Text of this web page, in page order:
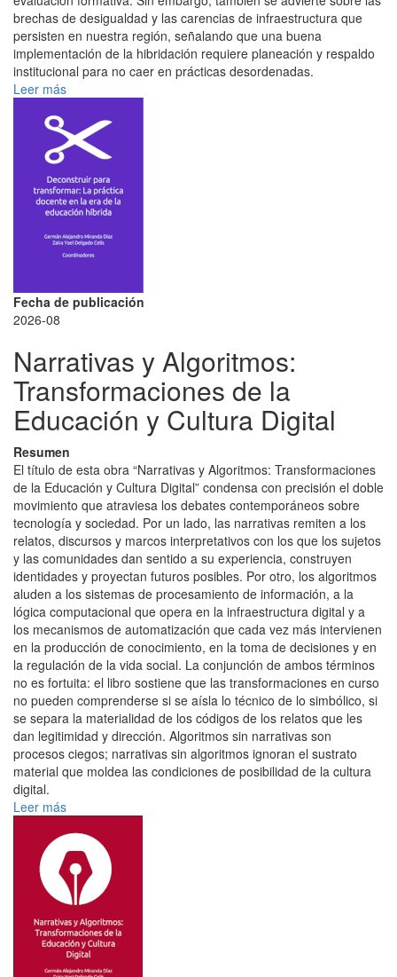
brechas de desigualdad y las carencias de infraestructura que
persisten en nuestra región, señalando que una buena
implementación de la hibridación requiere planeación y respaldo
institucional para no caer en prácticas desordenadas.
Leer más
Fecha de publicación
2026-08
Narrativas y Algoritmos:
Transformaciones de la
Educación y Cultura Digital
Resumen
El título de esta obra “Narrativas y Algoritmos: Transformaciones
de la Educación y Cultura Digital” condensa con precisión el doble
movimiento que atraviesa los debates contemporáneos sobre
tecnología y sociedad. Por un lado, las narrativas remiten a los
relatos, discursos y marcos interpretativos con los que los sujetos
y las comunidades dan sentido a su experiencia, construyen
identidades y proyectan futuros posibles. Por otro, los algoritmos
aluden a los sistemas de procesamiento de información, a la
lógica computacional que opera en la infraestructura digital y a
los mecanismos de automatización que cada vez más intervienen
en la producción de conocimiento, en la toma de decisiones y en
la regulación de la vida social. La conjunción de ambos términos
no es fortuita: el libro sostiene que las transformaciones en curso
no pueden comprenderse si se aísla lo técnico de lo simbólico, si
se separa la materialidad de los códigos de los relatos que les
dan legitimidad y dirección. Algoritmos sin narrativas son
procesos ciegos; narrativas sin algoritmos ignoran el sustrato
material que moldea las condiciones de posibilidad de la cultura
digital.
Leer más